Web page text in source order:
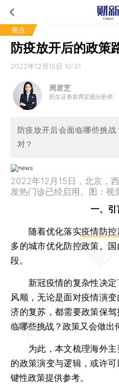
观点
防疫放开后的政策
2022年12月16日 10:31
周君芝
民生证券首席宏观分析师
防疫放开后会面临哪些挑
对？
2022年12月15日，北京，
发热门诊已经启用。图：视
一、引
随着优化落实疫情防控
多的城市优化防控政策。
段。
新冠疫情的复杂性决定
风顺，无论是面对疫情演
济的复苏，都需要政策保
临哪些挑战？政策又会做出
为此，本文梳理海外主
的政策演变与逻辑，或许
键性政策提供参考。